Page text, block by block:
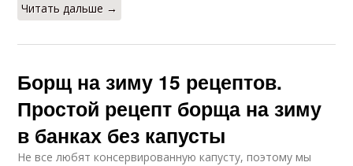
Читать дальше →
Борщ на зиму 15 рецептов.
Простой рецепт борща на зиму
в банках без капусты
Не все любят консервированную капусту, поэтому мы